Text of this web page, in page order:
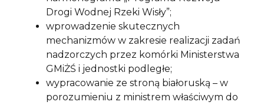
Drogi Wodnej Rzeki Wisły”;
wprowadzenie skutecznych
mechanizmów w zakresie realizacji zadań
nadzorczych przez komórki Ministerstwa
GMiŻŚ i jednostki podległe;
wypracowanie ze stroną białoruską – w
porozumieniu z ministrem właściwym do